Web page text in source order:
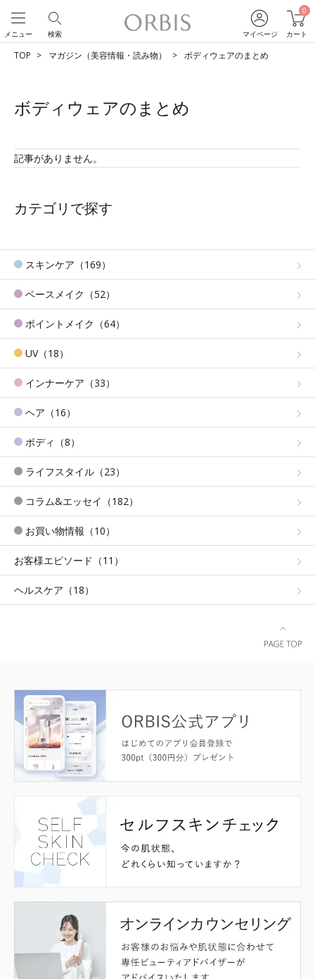
マイページ
0
カート
検索
メニュー
TOP マガジン（美容情報・読み物） ボディウェアのまとめ
ボディウェアのまとめ
記事がありません。
カテゴリで探す
スキンケア（169）
ベースメイク（52）
ポイントメイク（64）
UV（18）
インナーケア（33）
ヘア（16）
ボディ（8）
ライフスタイル（23）
コラム&エッセイ（182）
お買い物情報（10）
お客様エピソード（11）
ヘルスケア（18）